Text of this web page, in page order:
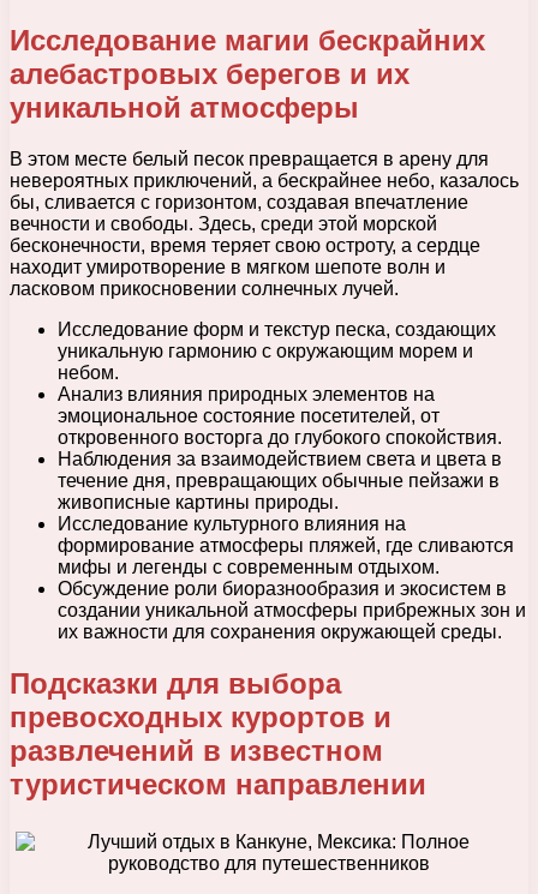
Исследование магии бескрайних
алебастровых берегов и их
уникальной атмосферы
В этом месте белый песок превращается в арену для
невероятных приключений, а бескрайнее небо, казалось
бы, сливается с горизонтом, создавая впечатление
вечности и свободы. Здесь, среди этой морской
бесконечности, время теряет свою остроту, а сердце
находит умиротворение в мягком шепоте волн и
ласковом прикосновении солнечных лучей.
Исследование форм и текстур песка, создающих
уникальную гармонию с окружающим морем и
небом.
Анализ влияния природных элементов на
эмоциональное состояние посетителей, от
откровенного восторга до глубокого спокойствия.
Наблюдения за взаимодействием света и цвета в
течение дня, превращающих обычные пейзажи в
живописные картины природы.
Исследование культурного влияния на
формирование атмосферы пляжей, где сливаются
мифы и легенды с современным отдыхом.
Обсуждение роли биоразнообразия и экосистем в
создании уникальной атмосферы прибрежных зон и
их важности для сохранения окружающей среды.
Подсказки для выбора
превосходных курортов и
развлечений в известном
туристическом направлении